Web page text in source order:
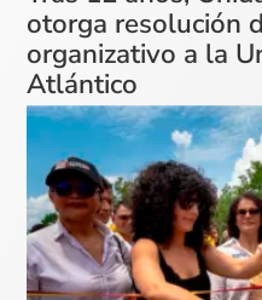
otorga resolución
organizativo a la
Atlántico